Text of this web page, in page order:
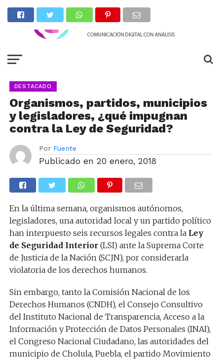
DESTACADO
Organismos, partidos, municipios
y legisladores, ¿qué impugnan
contra la Ley de Seguridad?
Por Fuente
Publicado en 20 enero, 2018
En la última semana, organismos autónomos,
legisladores, una autoridad local y un partido político
han interpuesto seis recursos legales contra la Ley
de Seguridad Interior(LSI) ante la Suprema Corte
de Justicia de la Nación (SCJN), por considerarla
violatoria de los derechos humanos.
Sin embargo, tanto la Comisión Nacional de los
Derechos Humanos (CNDH), el Consejo Consultivo
del Instituto Nacional de Transparencia, Acceso a la
Información y Protección de Datos Personales (INAI),
el Congreso Nacional Ciudadano, las autoridades del
municipio de Cholula, Puebla, el partido Movimiento